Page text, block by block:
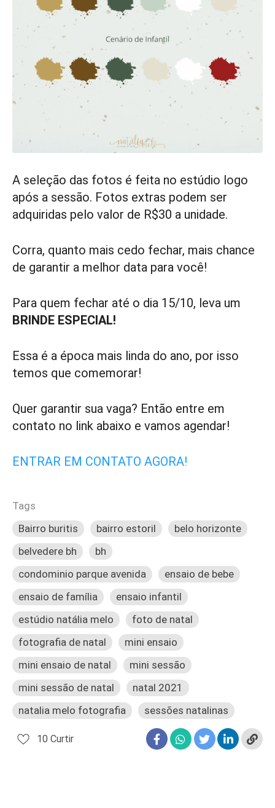
A seleção das fotos é feita no estúdio logo
após a sessão. Fotos extras podem ser
adquiridas pelo valor de R$30 a unidade.
Corra, quanto mais cedo fechar, mais chance
de garantir a melhor data para você!
Para quem fechar até o dia 15/10, leva um
BRINDE ESPECIAL!
Essa é a época mais linda do ano, por isso
temos que comemorar!
Quer garantir sua vaga? Então entre em
contato no link abaixo e vamos agendar!
ENTRAR EM CONTATO AGORA!
Tags
Bairro buritis
bairro estoril
belo horizonte
belvedere bh
bh
condominio parque avenida
ensaio de bebe
ensaio de família
ensaio infantil
estúdio natália melo
foto de natal
fotografia de natal
mini ensaio
mini ensaio de natal
mini sessão
mini sessão de natal
natal 2021
natalia melo fotografia
sessões natalinas
10 Curtir